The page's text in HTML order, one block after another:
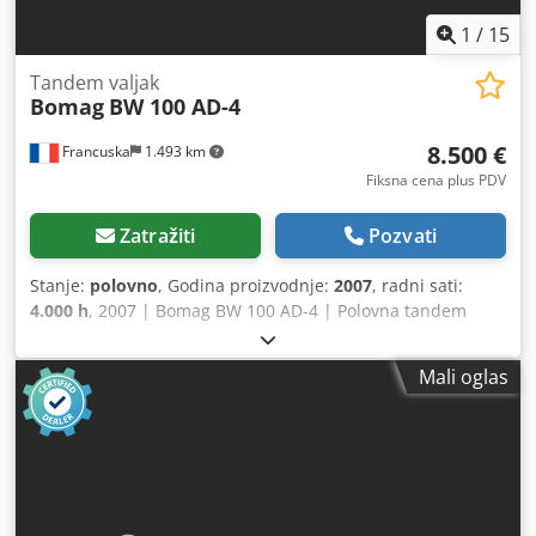
1 / 15
Francuska 1.493 km
Tandem valjak
Bomag BW 100 AD-4
8.500 €
Fiksna cena plus PDV
Zatražiti Pozvati
Stanje: polovno, Godina proizvodnje: 2007, radni sati:
4.000 h, 2007 | Bomag BW 100 AD-4 | Polovna tandem
valjak | 4000 radnih sati 📍 Lokacija: Francuska 🚛 Isporuka
moguća na vašu adresu – koristite naš kalkulator za
procenu troškova transporta! 💰 Kupi odmah za 8.500 EUR
ili pošaljite ponudu. Plaćanje pri isporuci dostupno uz
malu nadoknadu (podložno odobrenju)* 👷‍♂️ Pregledao
Mali oglas